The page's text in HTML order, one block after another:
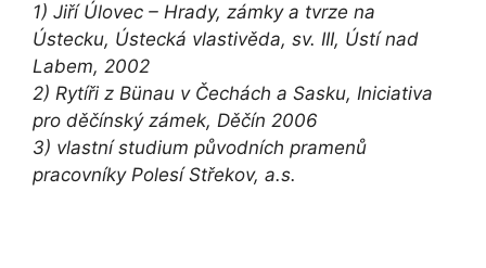
1) Jiří Úlovec – Hrady, zámky a tvrze na
Ústecku, Ústecká vlastivěda, sv. III, Ústí nad
Labem, 2002
2) Rytíři z Bünau v Čechách a Sasku, Iniciativa
pro děčínský zámek, Děčín 2006
3) vlastní studium původních pramenů
pracovníky Polesí Střekov, a.s.